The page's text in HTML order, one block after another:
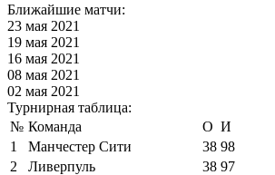
Ближайшие матчи:
23 мая 2021
19 мая 2021
16 мая 2021
08 мая 2021
02 мая 2021
Турнирная таблица:
№ Команда О И
1
Манчестер Сити 38 98
2
Ливерпуль 38 97